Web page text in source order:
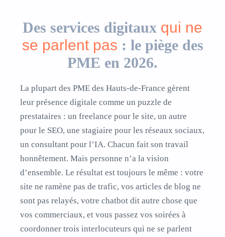
Des services digitaux qui ne
se parlent pas : le piège des
PME en 2026.
La plupart des PME des Hauts-de-France gèrent
leur présence digitale comme un puzzle de
prestataires : un freelance pour le site, un autre
pour le SEO, une stagiaire pour les réseaux sociaux,
un consultant pour l’IA. Chacun fait son travail
honnêtement. Mais personne n’a la vision
d’ensemble. Le résultat est toujours le même : votre
site ne ramène pas de trafic, vos articles de blog ne
sont pas relayés, votre chatbot dit autre chose que
vos commerciaux, et vous passez vos soirées à
coordonner trois interlocuteurs qui ne se parlent